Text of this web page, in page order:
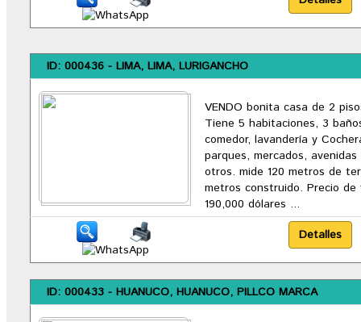
ID: 000436 - LIMA, LIMA, LURIGANCHO
VENDO bonita casa de 2
Tiene 5 habitaciones, 3
comedor, lavandería y
parques, mercados,
otros. mide 120 metros de
metros construido. Precio de
190,000 dólares ...
ID: 000433 - HUANUCO, HUANUCO, PILLCO MARCA